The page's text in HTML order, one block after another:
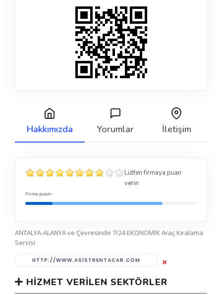
Hakkımızda Yorumlar İletişim
Lütfen firmaya puan
verin
Firma puanı
ANTALYA-ALANYA ve Çevresinde 7/24 EKONOMİK Araç Kiralama
Servisi
HTTP://WWW.ASISTRENTACAR.COM
HIZMET VERILEN SEKTÖRLER